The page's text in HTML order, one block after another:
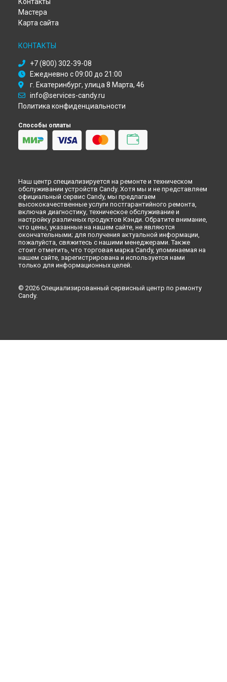
Ремонт стиральной машины CTDF 1406 Candy в
Ремонт стиральной машины CTDF 1406 Candy в
Ульяновске
Ремонт стиральной машины CTDF 1406 Candy в
Ремонт стиральной машины CTDF 1406 Candy в
Ремонт стиральной машины CTDF 1406 Candy в
Новокузнецке
Ремонт стиральной машины CTDF 1406 Candy в
Ремонт стиральной машины CTDF 1406 Candy в
Набережных Челнах
Ремонт стиральной машины CTDF 1406 Candy в
Мастера
Карта сайта
КОНТАКТЫ
+7 (800) 302-39-08
Ежедневно с 09:00 до 21:00
г. Екатеринбург, улица 8 Марта, 46
info@services-candy.ru
Политика конфиденциальности
Способы оплаты
Наш центр специализируется на ремонте и техническом
обслуживании устройств Candy. Хотя мы и не представляем
официальный сервис Candy, мы предлагаем
высококачественные услуги постгарантийного ремонта,
включая диагностику, техническое обслуживание и
настройку различных продуктов Кэнди. Обратите внимание,
что цены, указанные на нашем сайте, не являются
окончательными; для получения актуальной информации,
пожалуйста, свяжитесь с нашими менеджерами. Также
стоит отметить, что торговая марка Candy, упоминаемая на
нашем сайте, зарегистрирована и используется нами
только для информационных целей.
© 2026 Специализированный сервисный центр по ремонту
Candy.